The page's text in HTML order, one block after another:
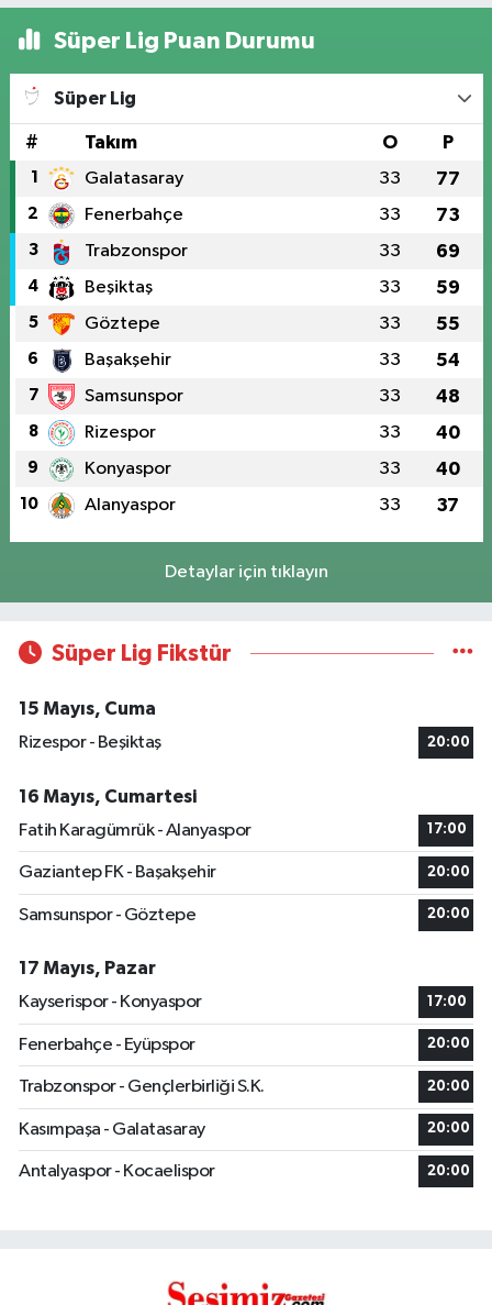
Süper Lig Puan Durumu
Süper Lig
# Takım O P
1 Galatasaray 33 77
2 Fenerbahçe 33 73
3 Trabzonspor 33 69
4 Beşiktaş 33 59
5 Göztepe 33 55
6 Başakşehir 33 54
7 Samsunspor 33 48
8 Rizespor 33 40
9 Konyaspor 33 40
10 Alanyaspor 33 37
Detaylar için tıklayın
Süper Lig Fikstür
15 Mayıs, Cuma
Rizespor - Beşiktaş
20:00
16 Mayıs, Cumartesi
Fatih Karagümrük - Alanyaspor
17:00
Gaziantep FK - Başakşehir 20:00
Samsunspor - Göztepe 20:00
17 Mayıs, Pazar
Kayserispor - Konyaspor
17:00
Fenerbahçe - Eyüpspor 20:00
Trabzonspor - Gençlerbirliği S.K. 20:00
Kasımpaşa - Galatasaray 20:00
Antalyaspor - Kocaelispor 20:00